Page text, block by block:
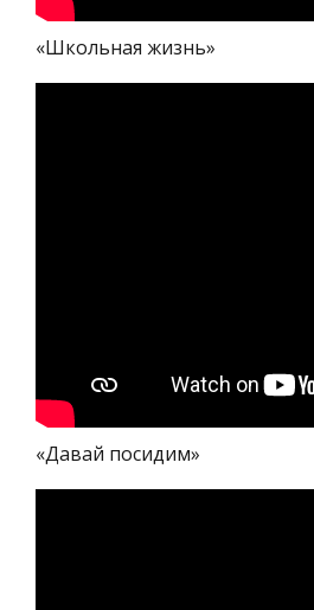
«Школьная жизнь»
«Давай посидим»